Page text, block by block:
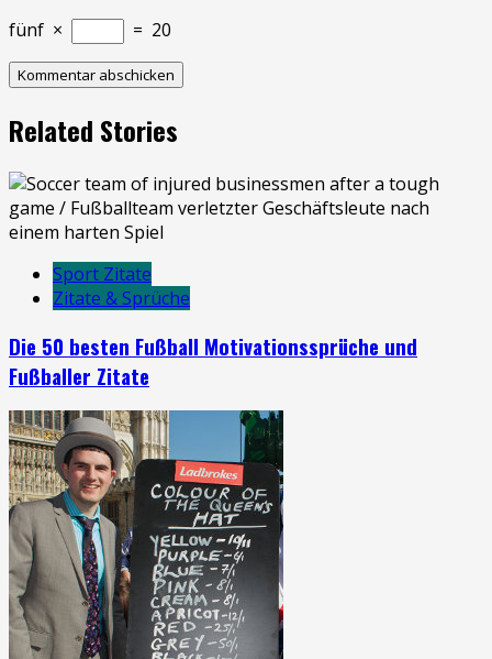
fünf × = 20
Related Stories
Sport Zitate
Zitate & Sprüche
Die 50 besten Fußball Motivationssprüche und
Fußballer Zitate